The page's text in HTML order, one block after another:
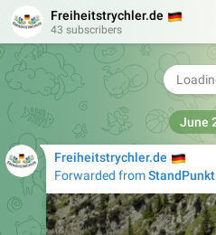
Freiheitstrychler.de
43 subscribers
Folge StandPunkt, um hinter
|Telegram| 𝕏| FB
Freiheitstrychler.de
Forwarded from
StandPunkt